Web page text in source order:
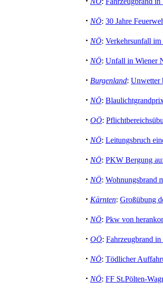
· NÖ: 30 Jahre
· NÖ: Verkehrsunfall
· NÖ: Unfall in Wiener
· Burgenland: Unwetter
· NÖ:
· OÖ:
· NÖ: Leitungsbruch
· NÖ: PKW Bergung
· NÖ: Wohnungsbrand
· Kärnten: Großübung
· NÖ: Pkw von
· OÖ: Fahrzeugbrand
· NÖ: Tödlicher
· NÖ: FF St.Pölten-